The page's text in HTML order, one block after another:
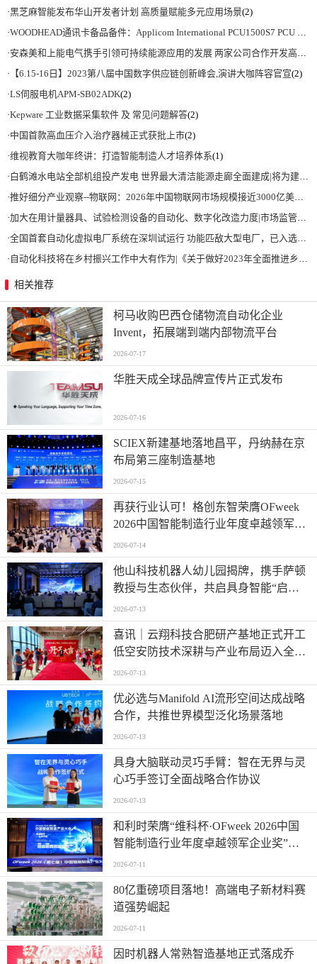
·黑芝麻智能发布华山开发者计划 高质量赋能多元应用场景(2)
·WOODHEAD通讯卡备品备件：Applicom International PCU1500S7 PCU 1500 S7 V4.5.0
·安森美和上能电气携手引领可持续能源应用的发展 两家公司合作开发高性能储能和太阳能组串式逆变器方案 以实现可持续的未来
· 【6.15-16日】2023第八届中国数字供应链创新峰会,演讲大咖阵容官宣(2)
·LS伺服电机APM-SB02ADK(2)
·Kepware 工业数据采集软件 及 常见问题解答(2)
·中国首款高血压介入治疗器械正式获批上市(2)
·维视教育大咖年终讲：打造智能制造人才培养体系(1)
·白鹤滩水电站全部机组投产发电 世界最大清洁能源走廊全面建成|将为建设新型能源体系、保障国家能源安全、实现“双碳”目标提供有力支撑
·推好细分产业观察--物联网：2026年中国物联网市场规模接近3000亿美元 智慧工厂、智慧城市、智慧电网等将占60%以上
·加大在用计量器具、试验检测设备的自动化、数字化改造力度|市场监管总局 工业和信息化部 关于促进企业计量能力提升的指导意见
·全国首套自动化虚拟电厂系统在深圳试运行 功能匹敌大型电厂，已入选国际典型案例
· 自动化科技将在乡村振兴工作中大有作为|《关于做好2023年全面推进乡村振兴重点工作的意见》发布
相关推荐
柯马收购巴西仓储物流自动化企业
Invent，拓展端到端内部物流平台
2026-07-17
华胜天成全球品牌宣传片正式发布
2026-07-16
SCIEX新建基地落地昌平，丹纳赫在京
布局第三座制造基地
2026-07-15
再获行业认可！格创东智荣膺OFweek
2026中国智能制造行业年度卓越领军企
业奖
2026-07-14
他山科技机器人幼儿园揭牌，携手萨顿
教授与生态伙伴，共启具身智能“启蒙
时代”
2026-07-13
喜讯｜云翔科技合肥研产基地正式开工
低空安防技术深耕与产业布局迈入全新
阶段
2026-07-13
优必选与Manifold AI流形空间达成战略
合作，共推世界模型泛化场景落地
2026-07-13
具身大脑联动灵巧手臂：智在无界与灵
心巧手签订全面战略合作协议
2026-07-13
和利时荣膺“维科杯·OFweek 2026中国
智能制造行业年度卓越领军企业奖”，
以自主创新实力引领智造新浪潮
2026-07-11
80亿重磅项目落地！高端电子新材料赛
道强势崛起
2026-07-11
因时机器人常熟智造基地正式落成乔